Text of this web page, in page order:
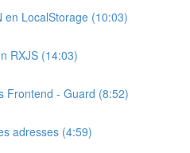
en LocalStorage (10:03)
RXJS (14:03)
Frontend - Guard (8:52)
adresses (4:59)